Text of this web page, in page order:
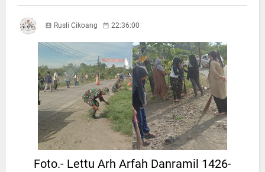
Rusli Cikoang 22:36:00
Foto.- Lettu Arh Arfah Danramil 1426-